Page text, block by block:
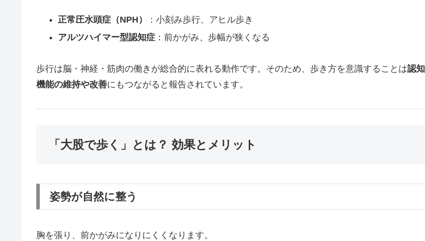
正常圧水頭症（NPH）
：小刻み歩行、アヒル歩き
アルツハイマー型認知症：前かがみ、歩幅が狭くなる
歩行は脳・神経・筋肉の働きが総合的に表れる動作です。そのため、歩き方を意識することは認知
機能の維持や改善にもつながると報告されています。
「大股で歩く」とは？ 効果とメリット
姿勢が自然に整う
胸を張り、前かがみになりにくくなります。